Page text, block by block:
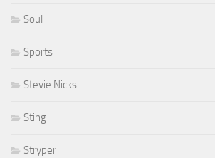
Soul
Sports
Stevie Nicks
Sting
Stryper